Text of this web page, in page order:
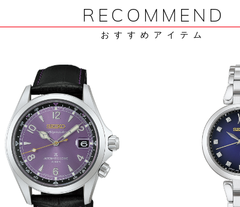
RECOMMEND
おすすめアイテム